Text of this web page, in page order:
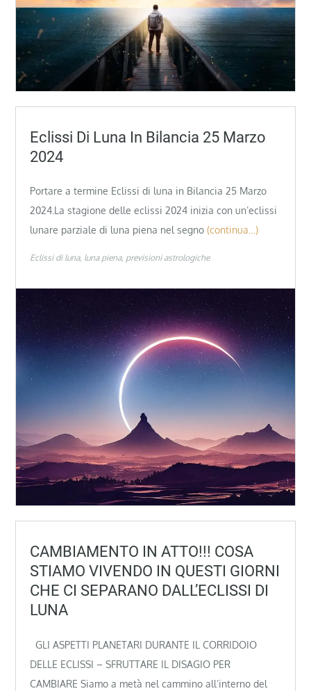
Eclissi Di Luna In Bilancia 25 Marzo
2024
Portare a termine Eclissi di luna in Bilancia 25 Marzo
2024.La stagione delle eclissi 2024 inizia con un’eclissi
lunare parziale di luna piena nel segno (continua…)
Eclissi di luna luna piena previsioni astrologiche
CAMBIAMENTO IN ATTO!!! COSA
STIAMO VIVENDO IN QUESTI GIORNI
CHE CI SEPARANO DALL’ECLISSI DI
LUNA
GLI ASPETTI PLANETARI DURANTE IL CORRIDOIO
DELLE ECLISSI – SFRUTTARE IL DISAGIO PER
CAMBIARE Siamo a metà nel cammino all’interno del